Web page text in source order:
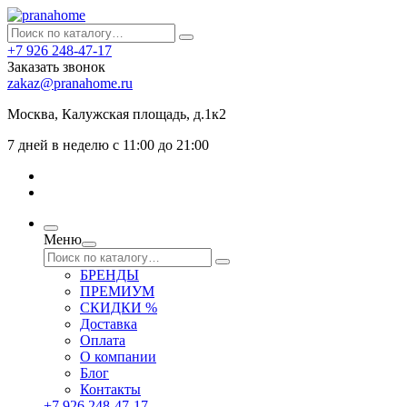
+7 926 248-47-17
Заказать звонок
zakaz@pranahome.ru
Москва, Калужская площадь, д.1к2
7 дней в неделю с 11:00 до 21:00
Меню
БРЕНДЫ
ПРЕМИУМ
СКИДКИ %
Доставка
Оплата
О компании
Блог
Контакты